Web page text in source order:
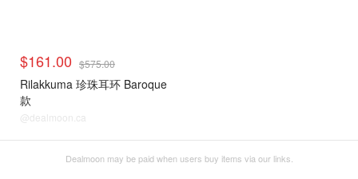
$161.00 $575.00
Rilakkuma 珍珠耳环 Baroque
款
@dealmoon.ca
Dealmoon may be paid when users buy items via our links.